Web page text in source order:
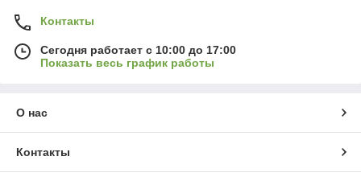
Контакты
Сегодня работает с 10:00 до 17:00
Показать весь график работы
О нас
Контакты